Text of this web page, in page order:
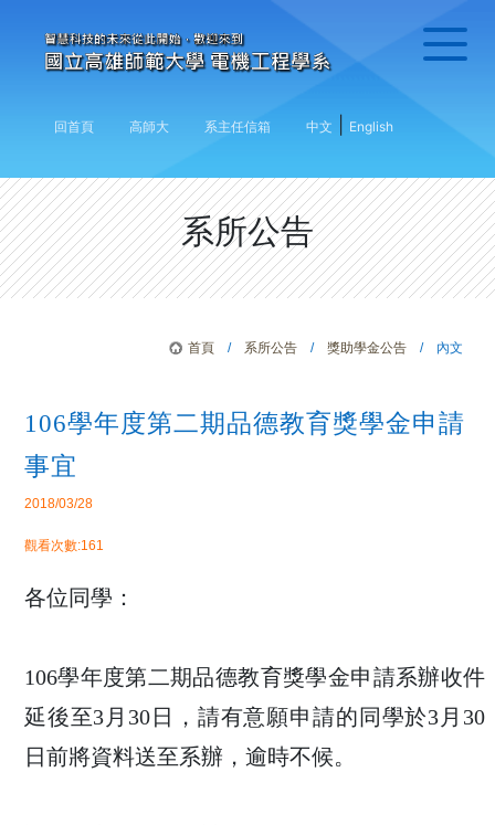
回首頁 高師大 系主任信箱 中文 English
系所公告
首頁 / 系所公告 /獎助學金公告 / 內文
106學年度第二期品德教育獎學金申請
事宜
2018/03/28
觀看次數:161
各位同學：
106學年度第二期品德教育獎學金申請系辦收件
延後至3月30日，請有意願申請的同學於3月30
日前將資料送至系辦，逾時不候。